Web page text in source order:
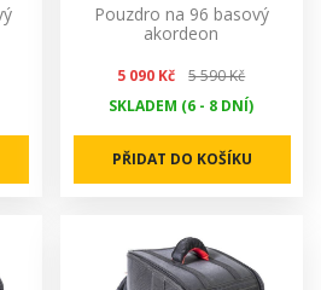
Pouzdro na 96 basový
akordeon
5 090 Kč
5 590 Kč
SKLADEM (6 - 8 DNÍ)
PŘIDAT DO KOŠÍKU